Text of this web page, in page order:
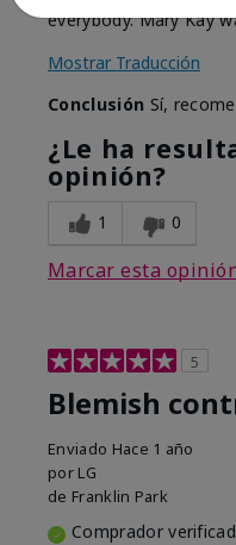
everybody. Mary Kay
Mostrar Traducción
Conclusión Sí,
¿Le ha
opinión?
1 0
Marcar esta
5
Blemish
Enviado Hace 1 año
por LG
de Franklin Park
Comprador